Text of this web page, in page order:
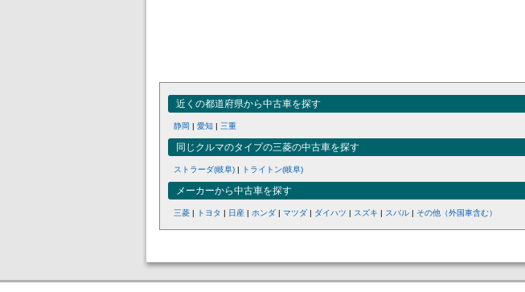
近くの都道府県から中古車を探す
静岡 | 愛知 | 三重
同じクルマのタイプの三菱の中古車を探す
ストラーダ(岐阜) | トライトン(岐阜)
メーカーから中古車を探す
三菱 | トヨタ | 日産 | ホンダ | マツダ | ダイハツ | スズキ | スバル | その他（外国車含む）